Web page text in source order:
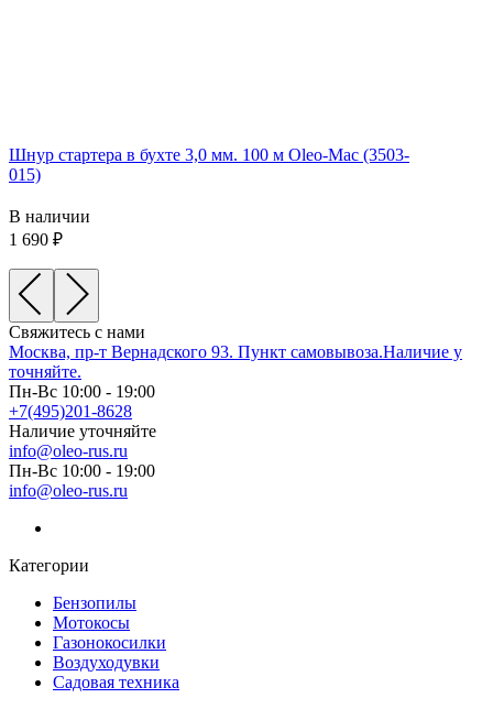
Шнур стартера в бухте 3,0 мм. 100 м Oleo-Mac (3503-
015)
В наличии
1 690
Свяжитесь с нами
Москва, пр-т Вернадского 93. Пункт самовывоза.Наличие у
точняйте.
Пн-Вс 10:00 - 19:00
+7(495)201-8628
Наличие уточняйте
info@oleo-rus.ru
Пн-Вс 10:00 - 19:00
info@oleo-rus.ru
Категории
Бензопилы
Мотокосы
Газонокосилки
Воздуходувки
Садовая техника